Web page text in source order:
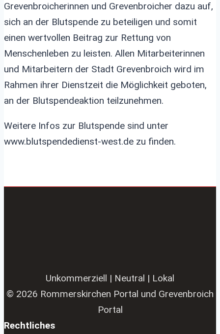
Grevenbroicherinnen und Grevenbroicher dazu auf,
sich an der Blutspende zu beteiligen und somit
einen wertvollen Beitrag zur Rettung von
Menschenleben zu leisten. Allen Mitarbeiterinnen
und Mitarbeitern der Stadt Grevenbroich wird im
Rahmen ihrer Dienstzeit die Möglichkeit geboten,
an der Blutspendeaktion teilzunehmen.
Weitere Infos zur Blutspende sind unter
www.blutspendedienst-west.de zu finden.
Unkommerziell | Neutral | Lokal
© 2026 Rommerskirchen Portal und Grevenbroich
Portal
Rechtliches